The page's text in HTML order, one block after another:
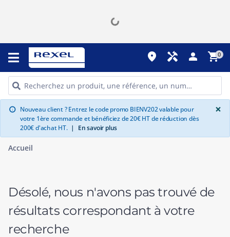
place handyman person shopping_cart0
info Nouveau client ? Entrez le code promo BIENV202 valable pour
votre 1ère commande et bénéficiez de 20€ HT de réduction dès
200€ d'achat HT. | En savoir plus
×
Accueil
Désolé, nous n'avons pas trouvé de
résultats correspondant à votre
recherche